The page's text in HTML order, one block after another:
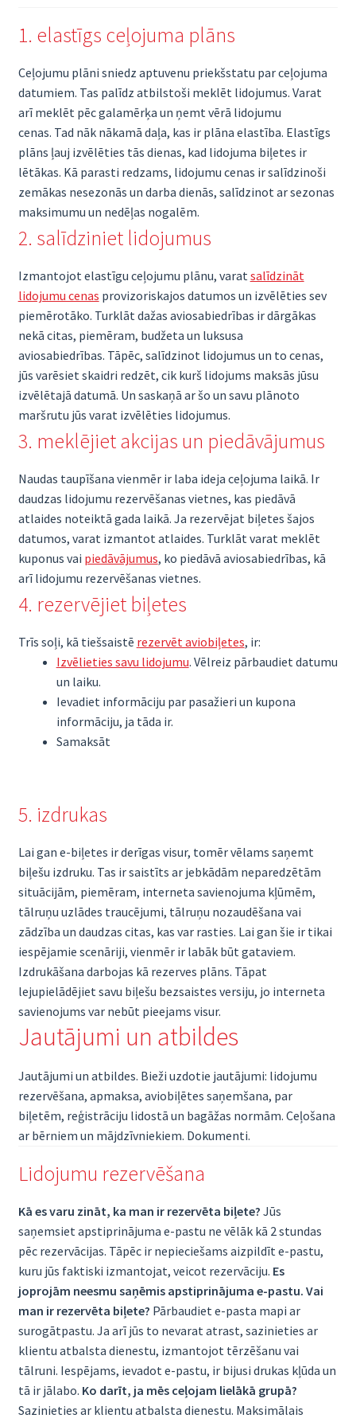
1. elastīgs ceļojuma plāns
Ceļojumu plāni sniedz aptuvenu priekšstatu par ceļojuma
datumiem. Tas palīdz atbilstoši meklēt lidojumus. Varat
arī meklēt pēc galamērķa un ņemt vērā lidojumu
cenas. Tad nāk nākamā daļa, kas ir plāna elastība. Elastīgs
plāns ļauj izvēlēties tās dienas, kad lidojuma biļetes ir
lētākas. Kā parasti redzams, lidojumu cenas ir salīdzinoši
zemākas nesezonās un darba dienās, salīdzinot ar sezonas
maksimumu un nedēļas nogalēm.
2. salīdziniet lidojumus
Izmantojot elastīgu ceļojumu plānu, varat salīdzināt
lidojumu cenas provizoriskajos datumos un izvēlēties sev
piemērotāko. Turklāt dažas aviosabiedrības ir dārgākas
nekā citas, piemēram, budžeta un luksusa
aviosabiedrības. Tāpēc, salīdzinot lidojumus un to cenas,
jūs varēsiet skaidri redzēt, cik kurš lidojums maksās jūsu
izvēlētajā datumā. Un saskaņā ar šo un savu plānoto
maršrutu jūs varat izvēlēties lidojumus.
3. meklējiet akcijas un piedāvājumus
Naudas taupīšana vienmēr ir laba ideja ceļojuma laikā. Ir
daudzas lidojumu rezervēšanas vietnes, kas piedāvā
atlaides noteiktā gada laikā. Ja rezervējat biļetes šajos
datumos, varat izmantot atlaides. Turklāt varat meklēt
kuponus vai piedāvājumus, ko piedāvā aviosabiedrības, kā
arī lidojumu rezervēšanas vietnes.
4. rezervējiet biļetes
Trīs soļi, kā tiešsaistē rezervēt aviobiļetes, ir:
Izvēlieties savu lidojumu. Vēlreiz pārbaudiet datumu
un laiku.
Ievadiet informāciju par pasažieri un kupona
informāciju, ja tāda ir.
Samaksāt
5. izdrukas
Lai gan e-biļetes ir derīgas visur, tomēr vēlams saņemt
biļešu izdruku. Tas ir saistīts ar jebkādām neparedzētām
situācijām, piemēram, interneta savienojuma kļūmēm,
tālruņu uzlādes traucējumi, tālruņu nozaudēšana vai
zādzība un daudzas citas, kas var rasties. Lai gan šie ir tikai
iespējamie scenāriji, vienmēr ir labāk būt gataviem.
Izdrukāšana darbojas kā rezerves plāns. Tāpat
lejupielādējiet savu biļešu bezsaistes versiju, jo interneta
savienojums var nebūt pieejams visur.
Jautājumi un atbildes
Jautājumi un atbildes. Bieži uzdotie jautājumi: lidojumu
rezervēšana, apmaksa, aviobiļētes saņemšana, par
biļetēm, reģistrāciju lidostā un bagāžas normām. Ceļošana
ar bērniem un mājdzīvniekiem. Dokumenti.
Lidojumu rezervēšana
Kā es varu zināt, ka man ir rezervēta biļete? Jūs
saņemsiet apstiprinājuma e-pastu ne vēlāk kā 2 stundas
pēc rezervācijas. Tāpēc ir nepieciešams aizpildīt e-pastu,
kuru jūs faktiski izmantojat, veicot rezervāciju. Es
joprojām neesmu saņēmis apstiprinājuma e-pastu. Vai
man ir rezervēta biļete? Pārbaudiet e-pasta mapi ar
surogātpastu. Ja arī jūs to nevarat atrast, sazinieties ar
klientu atbalsta dienestu, izmantojot tērzēšanu vai
tālruni. Iespējams, ievadot e-pastu, ir bijusi drukas kļūda un
tā ir jālabo. Ko darīt, ja mēs ceļojam lielākā grupā?
Sazinieties ar klientu atbalsta dienestu. Maksimālais